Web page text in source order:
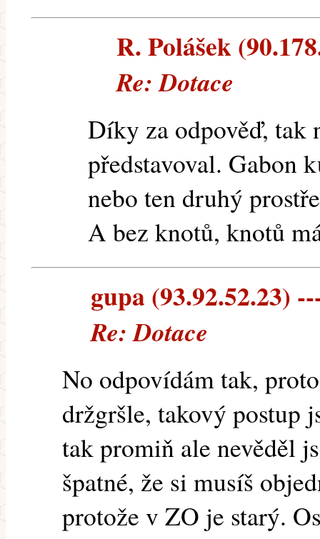
R. Polášek
Re: Dotace
Díky za odpověď, tak
představoval. Gabon
nebo ten druhý
A bez knotů, knotů
gupa (93.92.52.23)
Re: Dotace
No odpovídám tak,
držgršle, takový postup
tak promiň ale nevěděl
špatné, že si musíš
protože v ZO je starý.